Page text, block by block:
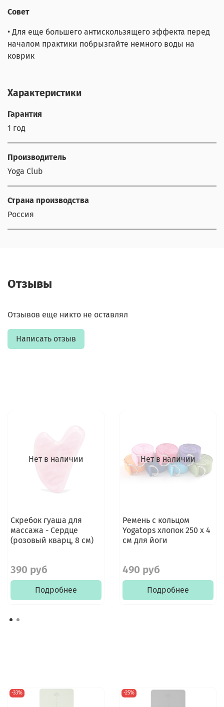
Совет
• Для еще большего антискользящего эффекта перед
началом практики побрызгайте немного воды на
коврик
Характеристики
Гарантия
1 год
Производитель
Yoga Club
Страна производства
Россия
Отзывы
Отзывов еще никто не оставлял
Написать отзыв
Нет в наличии
Скребок гуаша для
массажа - Сердце
(розовый кварц, 8 см)
390 руб
Подробнее
Нет в наличии
Ремень с кольцом
Yogatops хлопок 250 х 4
см для йоги
490 руб
Подробнее
-33% -25%